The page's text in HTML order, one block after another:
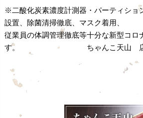
※二酸化炭素濃度計測器・パーティショ
設置、除菌清掃徹底、マスク着用、
従業員の体調管理徹底等十分な新型コロ
す。 ちゃんこ天山 店